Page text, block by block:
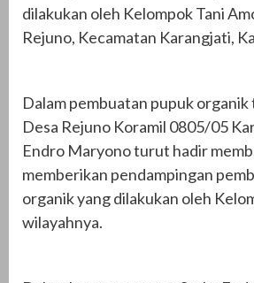
dilakukan oleh Kelompok Tani
Rejuno, Kecamatan Karangjati,
Dalam pembuatan pupuk
Desa Rejuno Koramil 0805/05
Endro Maryono turut hadir
memberikan pendampingan
organik yang dilakukan oleh
wilayahnya.